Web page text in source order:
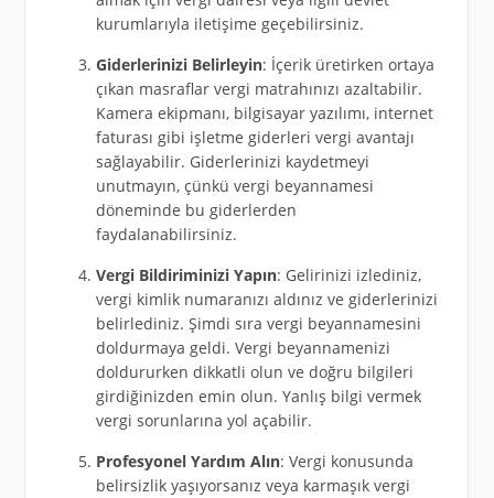
kurumlarıyla iletişime geçebilirsiniz.
Giderlerinizi Belirleyin: İçerik üretirken ortaya
çıkan masraflar vergi matrahınızı azaltabilir.
Kamera ekipmanı, bilgisayar yazılımı, internet
faturası gibi işletme giderleri vergi avantajı
sağlayabilir. Giderlerinizi kaydetmeyi
unutmayın, çünkü vergi beyannamesi
döneminde bu giderlerden
faydalanabilirsiniz.
Vergi Bildiriminizi Yapın: Gelirinizi izlediniz,
vergi kimlik numaranızı aldınız ve giderlerinizi
belirlediniz. Şimdi sıra vergi beyannamesini
doldurmaya geldi. Vergi beyannamenizi
doldururken dikkatli olun ve doğru bilgileri
girdiğinizden emin olun. Yanlış bilgi vermek
vergi sorunlarına yol açabilir.
Profesyonel Yardım Alın: Vergi konusunda
belirsizlik yaşıyorsanız veya karmaşık vergi